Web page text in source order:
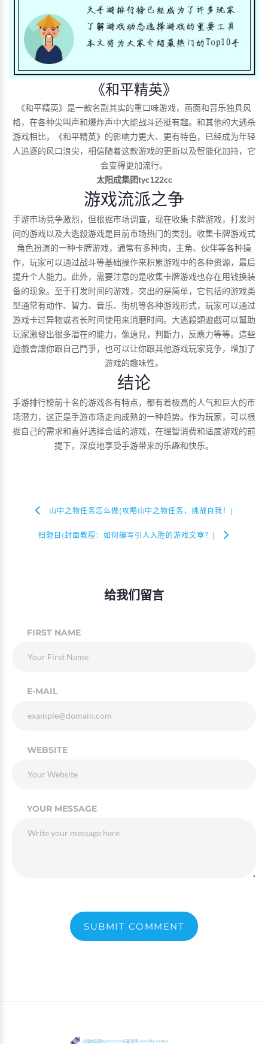
《和平精英》
《和平精英》是一款名副其实的重口味游戏，画面和音乐独具风
格，在各种尖叫声和爆炸声中大能战斗还挺有趣。和其他的大逃杀
游戏相比，《和平精英》的影响力更大、更有特色，已经成为年轻
人追逐的风口浪尖，相信随着这款游戏的更新以及智能化加持，它
会变得更加流行。
太阳成集团tyc122cc
游戏流派之争
手游市场竞争激烈，但根据市场调查，现在收集卡牌游戏，打发时
间的游戏以及大逃殺游戏是目前市场热门的类別。收集卡牌游戏式
角色扮演的一种卡牌游戏，通常有多种肉，主角、伙伴等各种操
作，玩家可以通过战斗等基础操作来积累游戏中的各种资源，最后
提升个人能力。此外，需要注意的是收集卡牌游戏也存在用钱换装
备的现象。至于打发时间的游戏，突出的是简单，它包括的游戏类
型通常有动作、智力、音乐、街机等各种游戏形式，玩家可以通过
游戏卡过异物或者长时间使用来消磨时间。大逃殺類遊戲可以幫助
玩家激發出很多潛在的能力，像遠見，判斷力，反應力等等。這些
遊戲會讓你跟自己鬥爭，也可以让你跟其他游戏玩家竞争，增加了
游戏的趣味性。
结论
手游排行榜前十名的游戏各有特点，都有着极高的人气和巨大的市
场潜力，这正是手游市场走向成熟的一种趋势。作为玩家，可以根
据自己的需求和喜好选择合适的游戏，在理智消费和适度游戏的前
提下，深度地享受手游带来的乐趣和快乐。
山中之物任务怎么做(攻略山中之物任务，挑战自我！)
扫题目(封面教程：如何编写引人入胜的游戏文章？)
给我们留言
FIRST NAME
E-MAIL
WEBSITE
YOUR MESSAGE
SUBMIT COMMENT